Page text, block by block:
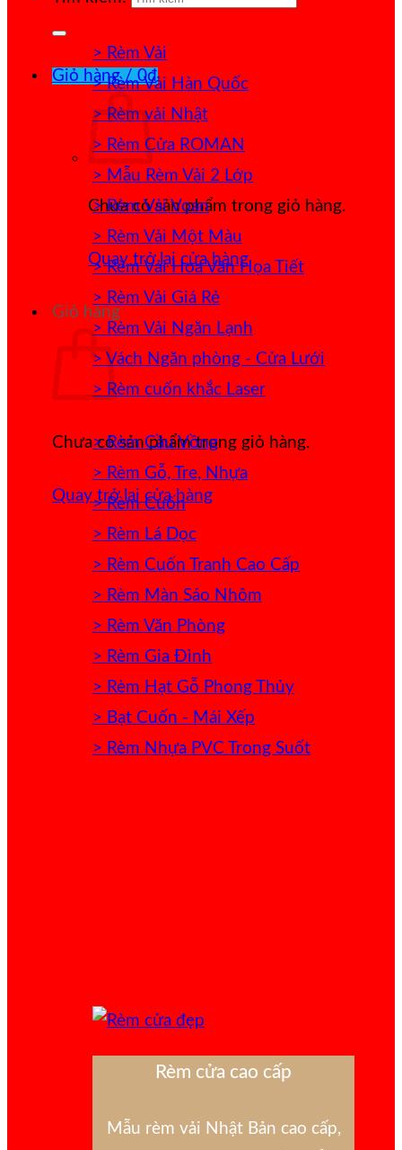
Giỏ hàng /0₫
Chưa có sản phẩm trong giỏ hàng.
Quay trở lại cửa hàng
Giỏ hàng
Chưa có sản phẩm trong giỏ hàng.
Quay trở lại cửa hàng
> Rèm Vải
> Rèm Vải Hàn Quốc
> Rèm vải Nhật
> Rèm Cửa ROMAN
> Mẫu Rèm Vải 2 Lớp
> Rèm Vải Voan
> Rèm Vải Một Màu
> Rèm Vải Hoa Văn Họa Tiết
> Rèm Vải Giá Rẻ
> Rèm Vải Ngăn Lạnh
> Vách Ngăn phòng - Cửa Lưới
> Rèm cuốn khắc Laser
> Rèm Cầu Vồng
> Rèm Gỗ, Tre, Nhựa
> Rèm Cuốn
> Rèm Lá Dọc
> Rèm Cuốn Tranh Cao Cấp
> Rèm Màn Sáo Nhôm
> Rèm Văn Phòng
> Rèm Gia Đình
> Rèm Hạt Gỗ Phong Thủy
> Bạt Cuốn - Mái Xếp
> Rèm Nhựa PVC Trong Suốt
Rèm cửa cao cấp
Mẫu rèm vải Nhật Bản cao cấp,